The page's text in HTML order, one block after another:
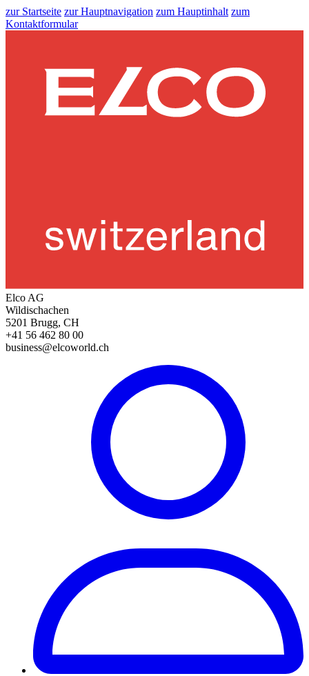
zur Startseite zur Hauptnavigation zum Hauptinhalt zum
Kontaktformular
Elco AG
Wildischachen
5201 Brugg, CH
+41 56 462 80 00
business@elcoworld.ch